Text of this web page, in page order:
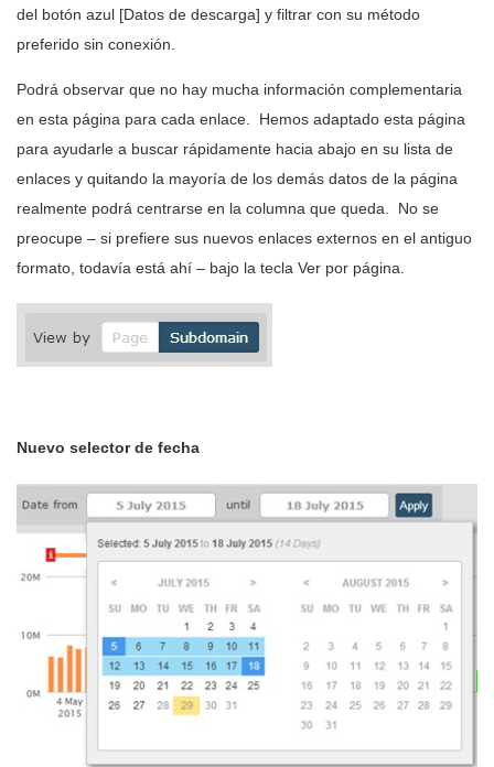
del botón azul [Datos de descarga] y filtrar con su método
preferido sin conexión.
Podrá observar que no hay mucha información complementaria
en esta página para cada enlace. Hemos adaptado esta página
para ayudarle a buscar rápidamente hacia abajo en su lista de
enlaces y quitando la mayoría de los demás datos de la página
realmente podrá centrarse en la columna que queda. No se
preocupe – si prefiere sus nuevos enlaces externos en el antiguo
formato, todavía está ahí – bajo la tecla Ver por página.
Nuevo selector de fecha